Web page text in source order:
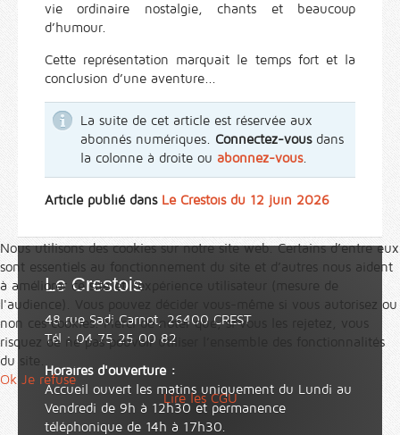
vie ordinaire nostalgie, chants et beaucoup
d’humour.
Cette représentation marquait le temps fort et la
conclusion d’une aventure...
La suite de cet article est réservée aux
abonnés numériques. Connectez-vousdans
la colonne à droite ou abonnez-vous.
Article publié dans Le Crestois du 12 juin 2026
Le Crestois
48 rue Sadi Carnot, 26400 CREST
Tél : 04 75 25 00 82
Horaires d'ouverture :
Accueil ouvert les matins uniquement du Lundi au
Vendredi de 9h à 12h30 et permanence
téléphonique de 14h à 17h30.
Nous utilisons des cookies sur notre site web. Certains d’entre eux
sont essentiels au fonctionnement du site et d’autres nous aident
à améliorer ce site et l’expérience utilisateur (mesure de
l'audience). Vous pouvez décider vous-même si vous autorisez ou
non ces cookies. Merci de noter que, si vous les rejetez, vous
risquez de ne pas pouvoir utiliser l’ensemble des fonctionnalités
du site.
Ok Je refuse
Lire les CGU